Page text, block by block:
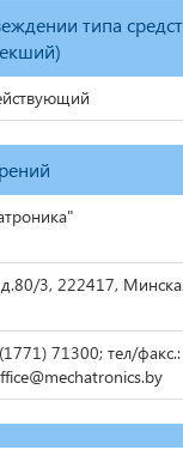
типа
3, 222417,
71300; тел/